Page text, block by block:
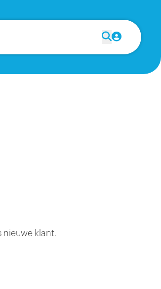
nieuwe klant.